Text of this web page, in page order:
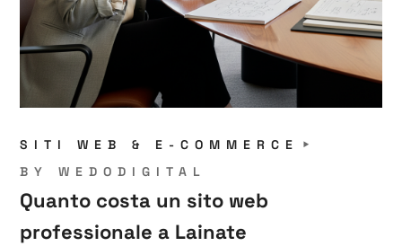
SITI WEB & E-COMMERCE
BYWEDODIGITAL
Quanto costa un sito web
professionale a Lainate